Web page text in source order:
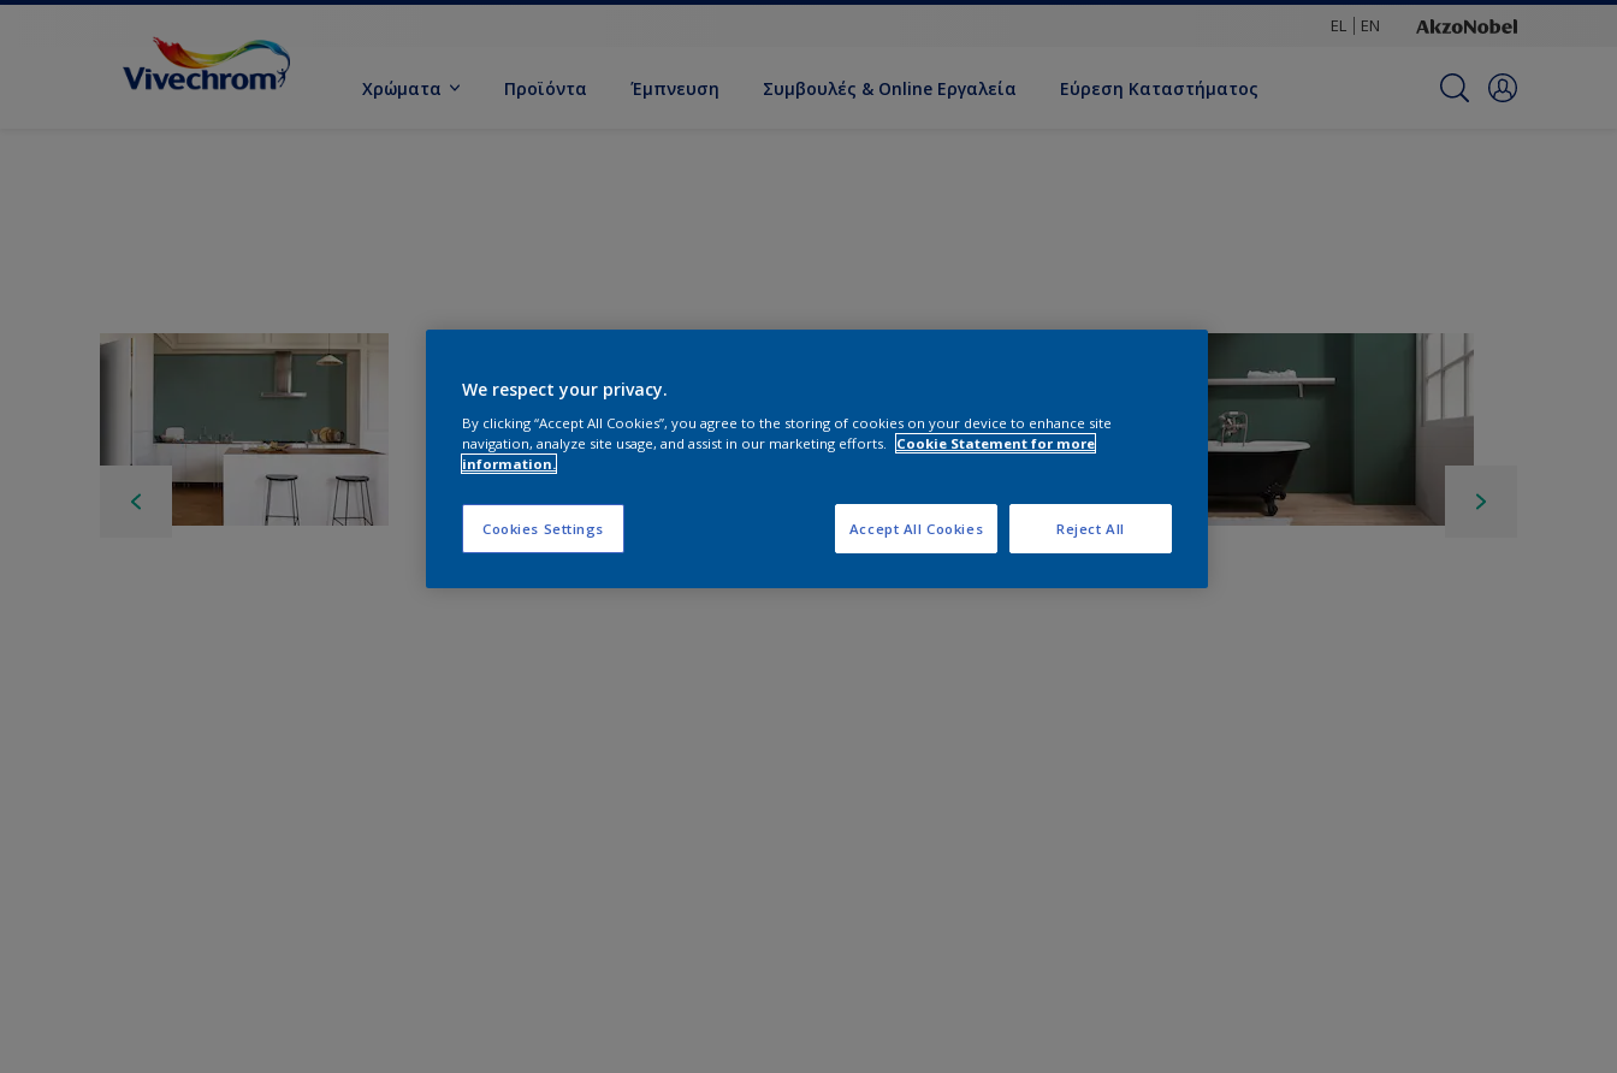
EL EN
Χρώματα Προϊόντα Έμπνευση Συμβουλές & Online Εργαλεία Εύρεση Καταστήματος
We respect your privacy.
By clicking “Accept All Cookies”, you agree to the storing of cookies on your device to enhance site
navigation, analyze site usage, and assist in our marketing efforts.
Cookie Statement for more
information.
Cookies Settings Reject All
Accept All Cookies